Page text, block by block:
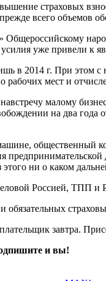
страховых
всего объемов
уже привели к
в 2014 г. При этом
рабочих мест и
малому
на два года
общественный
ни о каком
Россией, ТПП и
обязательных
завтра.
и вы!